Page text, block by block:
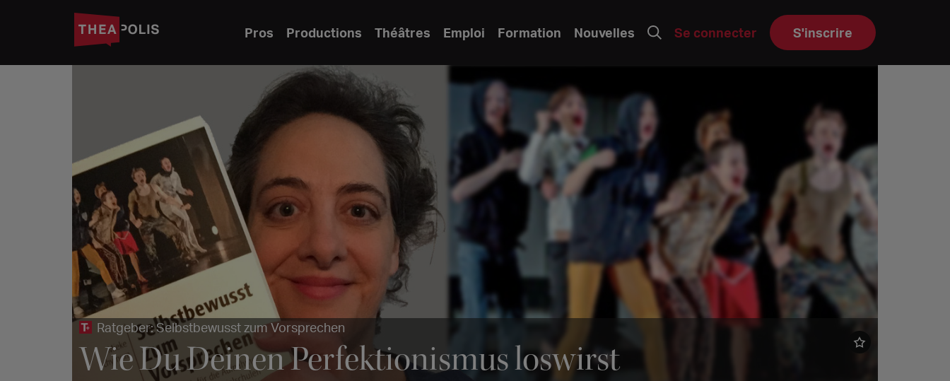
Pros Productions Théâtres Emploi Formation Nouvelles Se connecter S'inscrire
Ratgeber: Selbstbewusst zum Vorsprechen
Wie Du Deinen Perfektionismus loswirst